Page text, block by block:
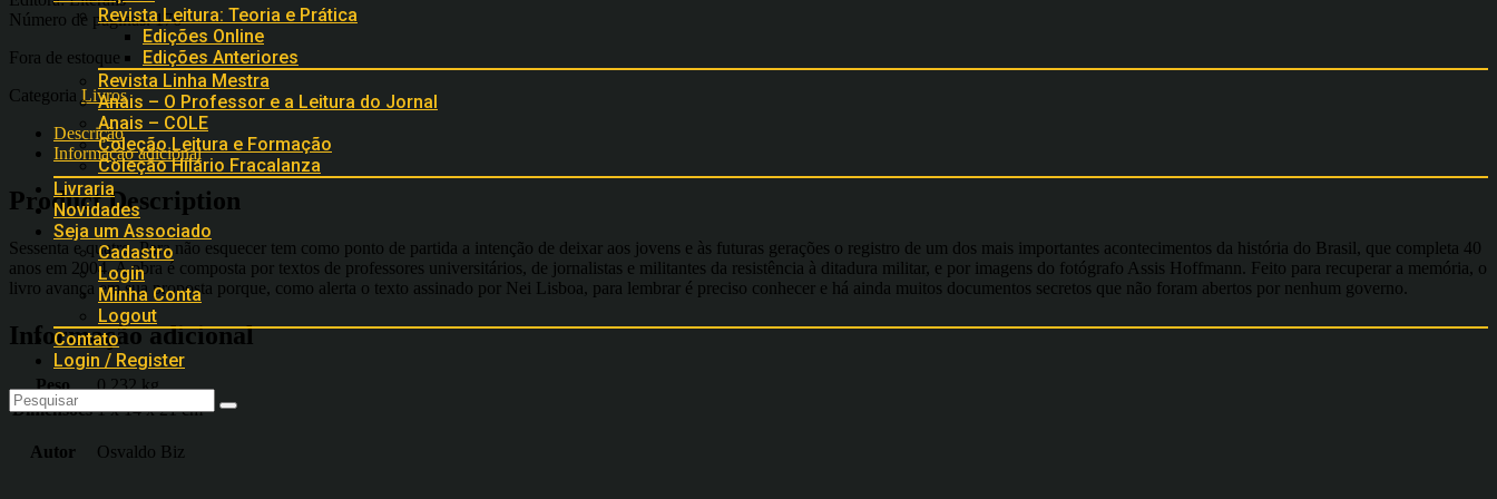
Revista Leitura: Teoria e Prática
Edições Online
Edições Anteriores
Revista Linha Mestra
Anais – O Professor e a Leitura do Jornal
Anais – COLE
Coleção Leitura e Formação
Coleção Hilário Fracalanza
Livraria
Novidades
Seja um Associado
Cadastro
Login
Minha Conta
Logout
Contato
Login / Register
Número de páginas: 176
Fora de estoque
Categoria Livros
Descrição
Informação adicional
Product Description
Sessenta e quatro. Para não esquecer tem como ponto de partida a intenção de deixar aos jovens e às futuras gerações o registro de um dos mais importantes acontecimentos da história do Brasil, que completa 40
anos em 2004. A obra é composta por textos de professores universitários, de jornalistas e militantes da resistência à ditadura militar, e por imagens do fotógrafo Assis Hoffmann. Feito para recuperar a memória, o
livro avança em sua proposta porque, como alerta o texto assinado por Nei Lisboa, para lembrar é preciso conhecer e há ainda muitos documentos secretos que não foram abertos por nenhum governo.
Informação adicional
Peso
0.232 kg
Dimensões 1 x 14 x 21 cm
Autor Osvaldo Biz